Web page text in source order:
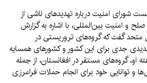
شورای امنیت درباره تهدیدهای ناشی از
و امنیت بین‌المللی، با اشاره به گزارش
گفت که گروه‌های تروریستی در
جدی برای این کشور و کشورهای همسایه
او، گروه‌های مستقر در افغانستان، از جمله
و توانایی خود برای انجام حملات فرامرزی